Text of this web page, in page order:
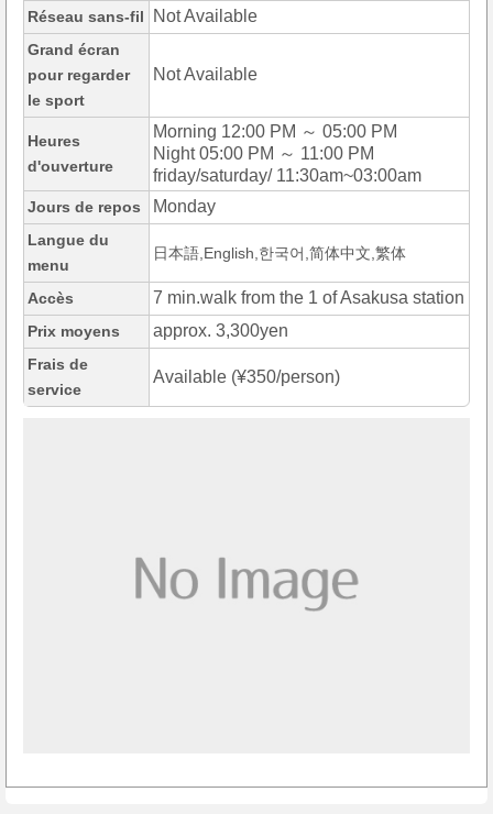
Réseau sans-fil Not Available
Grand écran
pour regarder
le sport
Not Available
Heures
d'ouverture
Morning 12:00 PM ～ 05:00 PM
Night 05:00 PM ～ 11:00 PM
friday/saturday/ 11:30am~03:00am
Jours de repos Monday
Langue du
menu
日本語,English,한국어,简体中文,繁体
Accès 7 min.walk from the 1 of Asakusa station
Prix moyens approx. 3,300yen
Frais de
service
Available (¥350/person)